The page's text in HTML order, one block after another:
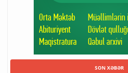
SON XƏBƏR